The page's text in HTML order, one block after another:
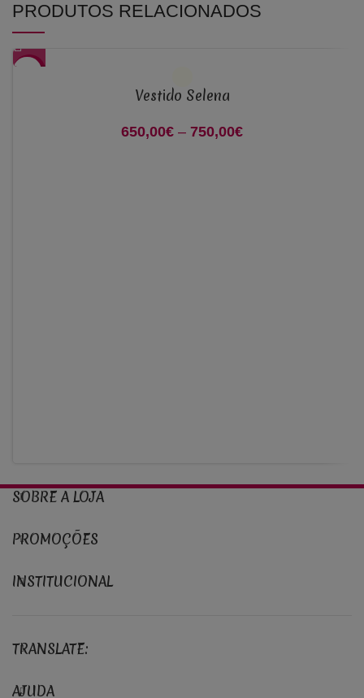
PRODUTOS RELACIONADOS
Vestido Selena
650,00€ – 750,00€
SOBRE A LOJA
PROMOÇÕES
INSTITUCIONAL
TRANSLATE:
AJUDA